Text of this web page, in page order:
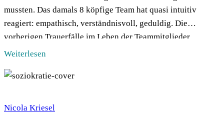
mussten. Das damals 8 köpfige Team hat quasi intuitiv
reagiert: empathisch, verständnisvoll, geduldig. Die
vorherigen Trauerfälle im Leben der Teammitglieder
betrafen alte Eltern. Hier war es plötzlich anders, mit
Weiterlesen
Nicola Kriesel